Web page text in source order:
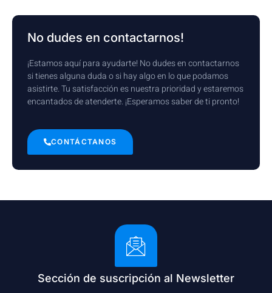
No dudes en contactarnos!
¡Estamos aquí para ayudarte! No dudes en contactarnos
si tienes alguna duda o si hay algo en lo que podamos
asistirte. Tu satisfacción es nuestra prioridad y estaremos
encantados de atenderte. ¡Esperamos saber de ti pronto!
CONTÁCTANOS
Sección de suscripción al Newsletter